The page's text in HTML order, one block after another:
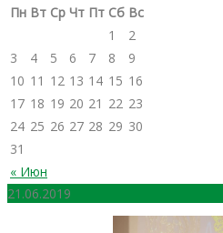
Пн Вт Ср Чт Пт Сб Вс
« Июн
1
2
3
4 5 6 7 8
9
10 11 12 13 14 15 16
17 18 19 20 21 22 23
24 25 26 27 28 29 30
31
21.06.2019